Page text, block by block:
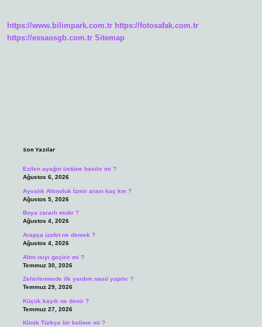
https://www.bilimpark.com.tr https://fotosafak.com.tr
https://essaosgb.com.tr Sitemap
Son Yazılar
Ezilen ayağın üstüne basılır mı ?
Ağustos 6, 2026
Ayvalık Altınoluk İzmir arası kaç km ?
Ağustos 5, 2026
Boya zararlı mıdır ?
Ağustos 4, 2026
Arapça izafet ne demek ?
Ağustos 4, 2026
Altın ısıyı geçirir mi ?
Temmuz 30, 2026
Zehirlenmede ilk yardım nasıl yapılır ?
Temmuz 29, 2026
Küçük kayık ne denir ?
Temmuz 27, 2026
Klinik Türkçe bir kelime mi ?